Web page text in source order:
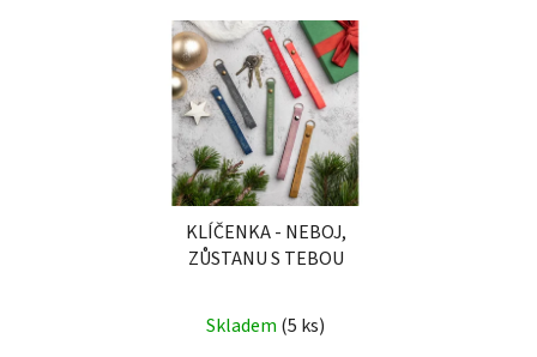
KLÍČENKA - NEBOJ,
ZŮSTANU S TEBOU
Skladem (5 ks)